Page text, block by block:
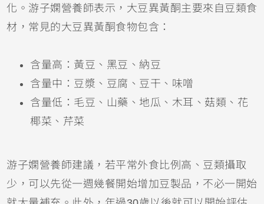
化。游子嫻營養師表示，大豆異黃酮主要來自豆類食
材，常見的大豆異黃酮食物包含：
含量高：黃豆、黑豆、納豆
含量中：豆漿、豆腐、豆干、味噌
含量低：毛豆、山藥、地瓜、木耳、菇類、花
椰菜、芹菜
游子嫻營養師建議，若平常外食比例高、豆類攝取
少，可以先從一週幾餐開始增加豆製品，不必一開始